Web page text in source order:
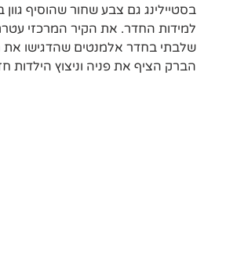
בסטיילינג גם צבע שחור שהוסיף
למידות החדר. את הקיר המרכזי
שלבתי בחדר אלמנטים שהדגישו
הברק הציף את פניה וניצוץ הילדות